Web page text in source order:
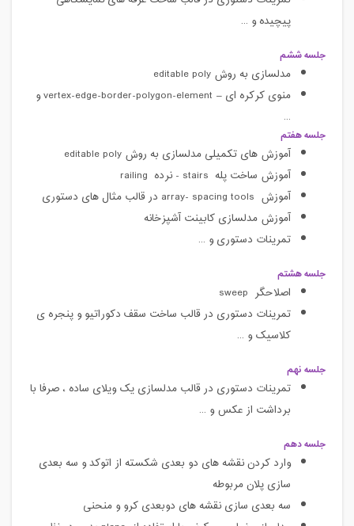
پیچیده و ...
جلسه ششم
مدلسازی به روش editable poly
منوی کرکره ای –
vertex-edge-border-polygon-elementو
...
جلسه هفتم
آموزش های تکمیلی مدلسازی به روش editable poly
آموزش ساخت پله stairs - نرده railing
آموزش array- spacing tools در قالب مثال های دستوری
آموزش مدلسازی کابینت آشپزخانه
تمرینات دستوری و ...
جلسه هشتم
اصلاحگر sweep
تمرینات دستوری در قالب ساخت سقف دکوراتیو و پنجره ی
کلاسیک و ...
جلسه نهم
تمرینات دستوری در قالب مدلسازی یک ویلای ساده ، صرفا با
برداشت از عکس و ...
جلسه دهم
وارد کردن نقشه های دو بعدی شکسته از اتوکد و سه بعدی
سازی پلان مربوطه
سه بعدی سازی نقشه های دوبعدی کرو و منحنی